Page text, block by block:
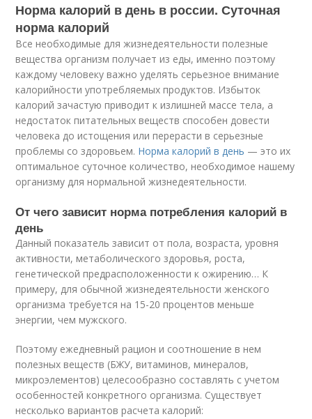
Норма калорий в день в россии. Суточная
норма калорий
Все необходимые для жизнедеятельности полезные
вещества организм получает из еды, именно поэтому
каждому человеку важно уделять серьезное внимание
калорийности употребляемых продуктов. Избыток
калорий зачастую приводит к излишней массе тела, а
недостаток питательных веществ способен довести
человека до истощения или перерасти в серьезные
проблемы со здоровьем. Норма калорий в день — это их
оптимальное суточное количество, необходимое нашему
организму для нормальной жизнедеятельности.
От чего зависит норма потребления калорий в
день
Данный показатель зависит от пола, возраста, уровня
активности, метаболического здоровья, роста,
генетической предрасположенности к ожирению… К
примеру, для обычной жизнедеятельности женского
организма требуется на 15-20 процентов меньше
энергии, чем мужского.
Поэтому ежедневный рацион и соотношение в нем
полезных веществ (БЖУ, витаминов, минералов,
микроэлементов) целесообразно составлять с учетом
особенностей конкретного организма. Существует
несколько вариантов расчета калорий: